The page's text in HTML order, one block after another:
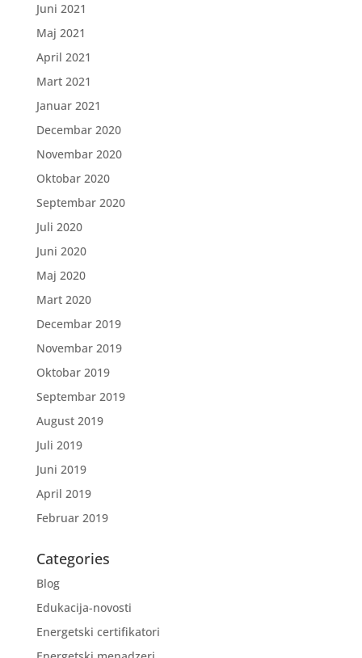
Juni 2021
Maj 2021
April 2021
Mart 2021
Januar 2021
Decembar 2020
Novembar 2020
Oktobar 2020
Septembar 2020
Juli 2020
Juni 2020
Maj 2020
Mart 2020
Decembar 2019
Novembar 2019
Oktobar 2019
Septembar 2019
August 2019
Juli 2019
Juni 2019
April 2019
Februar 2019
Categories
Blog
Edukacija-novosti
Energetski certifikatori